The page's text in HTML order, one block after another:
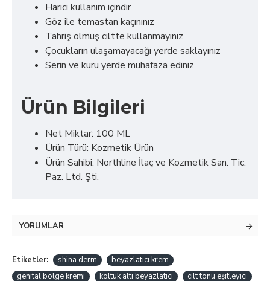
Harici kullanım içindir
Göz ile temastan kaçınınız
Tahriş olmuş ciltte kullanmayınız
Çocukların ulaşamayacağı yerde saklayınız
Serin ve kuru yerde muhafaza ediniz
Ürün Bilgileri
Net Miktar: 100 ML
Ürün Türü: Kozmetik Ürün
Ürün Sahibi: Northline İlaç ve Kozmetik San. Tic.
Paz. Ltd. Şti.
YORUMLAR
Etiketler: shina derm
beyazlatıcı krem
genital bölge kremi
koltuk altı beyazlatıcı cilt tonu eşitleyici